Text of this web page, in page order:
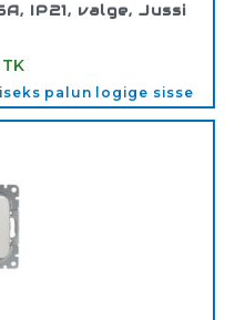
IP21, valge, Jussi
TK
palun logige sisse